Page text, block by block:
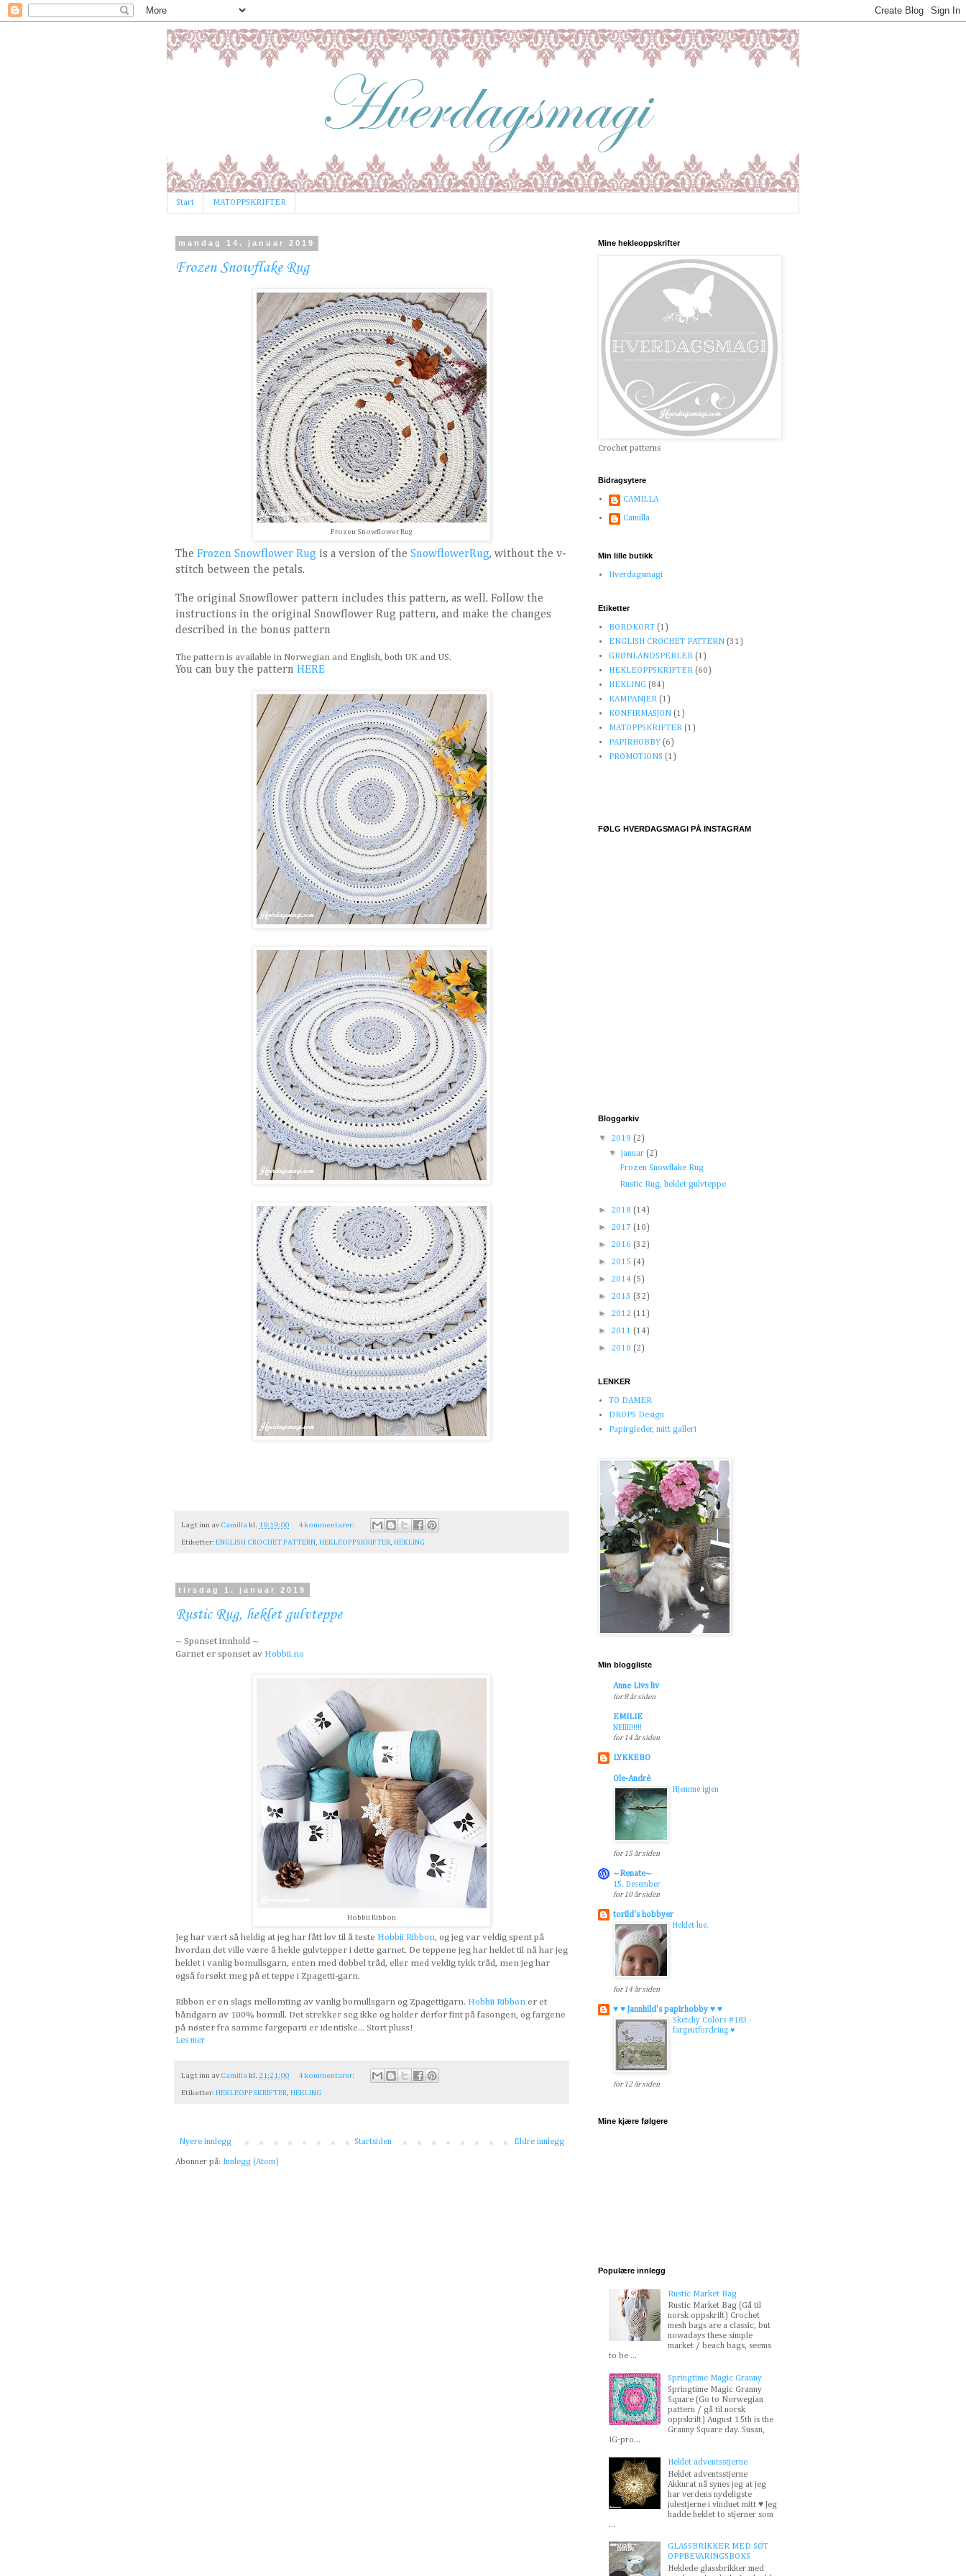
Start MATOPPSKRIFTER
mandag 14. januar 2019
Frozen Snowflake Rug
Frozen Snowflower Rug
The Frozen Snowflower Rug is a version of the SnowflowerRug, without the v-
stitch between the petals.
The original Snowflower pattern includes this pattern, as well. Follow the
instructions in the original Snowflower Rug pattern, and make the changes
described in the bonus pattern
The pattern is available in Norwegian and English, both UK and US.
You can buy the pattern HERE
Lagt inn av Camilla kl. 19:19:00 4 kommentarer:
Etiketter: ENGLISH CROCHET PATTERN, HEKLEOPPSKRIFTER, HEKLING
tirsdag 1. januar 2019
Rustic Rug, heklet gulvteppe
~ Sponset innhold ~
Garnet er sponset av Hobbii.no
Hobbii Ribbon
Jeg har vært så heldig at jeg har fått lov til å teste Hobbii Ribbon, og jeg var veldig spent på
hvordan det ville være å hekle gulvtepper i dette garnet. De teppene jeg har heklet til nå har jeg
heklet i vanlig bomullsgarn, enten med dobbel tråd, eller med veldig tykk tråd, men jeg har
også forsøkt meg på et teppe i Zpagetti-garn.
Ribbon er en slags mellomting av vanlig bomullsgarn og Zpagettigarn. Hobbii Ribbon er et
båndgarn av 100% bomull. Det strekker seg ikke og holder derfor fint på fasongen, og fargene
på nøster fra samme fargeparti er identiske... Stort pluss!
Les mer
Lagt inn av Camilla kl. 21:21:00 4 kommentarer:
Etiketter: HEKLEOPPSKRIFTER HEKLING
Nyere innlegg Eldre innlegg
Startsiden
Abonner på: Innlegg (Atom)
Mine hekleoppskrifter
Crochet patterns
Bidragsytere
CAMILLA
Camilla
Min lille butikk
Hverdagsmagi
Etiketter
BORDKORT (1)
ENGLISH CROCHET PATTERN (31)
GRØNLANDSPERLER (1)
HEKLEOPPSKRIFTER (60)
HEKLING (84)
KAMPANJER (1)
KONFIRMASJON (1)
MATOPPSKRIFTER (1)
PAPIRHOBBY (6)
PROMOTIONS (1)
FØLG HVERDAGSMAGI PÅ INSTAGRAM
Bloggarkiv
▼ 2019 (2)
▼januar (2)
Frozen Snowflake Rug
Rustic Rug, heklet gulvteppe
► 2018 (14)
► 2017 (10)
► 2016 (32)
► 2015 (4)
► 2014 (5)
► 2013 (32)
► 2012 (11)
► 2011 (14)
► 2010 (2)
LENKER
TO DAMER
DROPS Design
Papirgleder, mitt galleri
Min bloggliste
Anne Livs liv
for 8 år siden
EMILIE
NEIIII!!!!!
for 14 år siden
LYKKEBO
Ole-André
Hjemme igjen
for 15 år siden
~Renate~
15. Desember
for 10 år siden
torild's hobbyer
Heklet lue.
for 14 år siden
♥ ♥ Jannhild's papirhobby ♥ ♥
Sketchy Colors #183 -
fargeutfordring ♥
for 12 år siden
Mine kjære følgere
Populære innlegg
Rustic Market Bag
Rustic Market Bag (Gå til
norsk oppskrift) Crochet
mesh bags are a classic, but
nowadays these simple
market / beach bags, seems
to be ...
Springtime Magic Granny
Springtime Magic Granny
Square (Go to Norwegian
pattern / gå til norsk
oppskrift) August 15th is the
Granny Square day. Susan,
IG-pro...
Heklet adventsstjerne
Heklet adventsstjerne
Akkurat nå synes jeg at jeg
har verdens nydeligste
julestjerne i vinduet mitt ♥ Jeg
hadde heklet to stjerner som
...
GLASSBRIKKER MED SØT
OPPBEVARINGSBOKS
Heklede glassbrikker med